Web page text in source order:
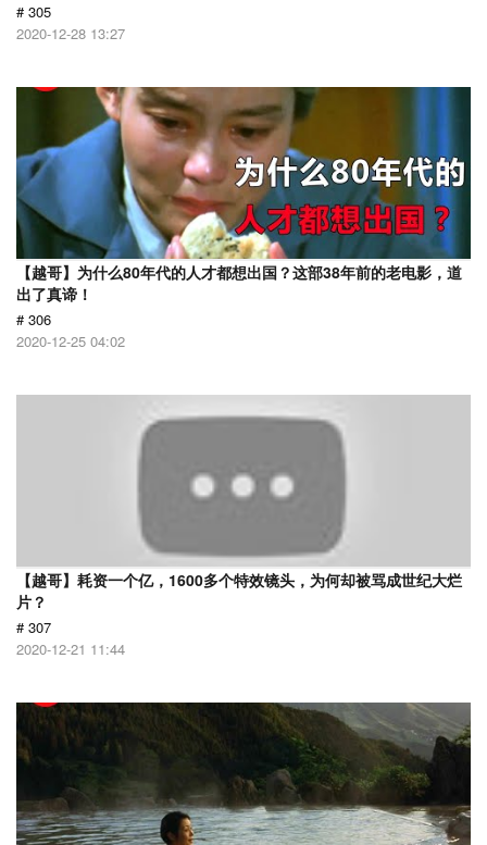
# 305
2020-12-28 13:27
【越哥】为什么80年代的人才都想出国？这部38年前的老电影，道
出了真谛！
# 306
2020-12-25 04:02
【越哥】耗资一个亿，1600多个特效镜头，为何却被骂成世纪大烂
片？
# 307
2020-12-21 11:44